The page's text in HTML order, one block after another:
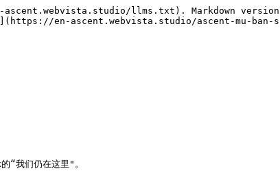
llms.txt). Markdown
en-ascent.webvista.studio/ascent-mu-ban-
“我们仍在这里"。